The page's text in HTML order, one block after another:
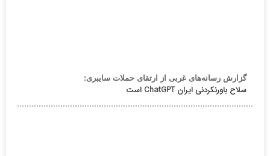
گزارش رسانه‌های غربی از ارتقای حملات سایبری:
سلاح باورنکردنی ایران ChatGPT است